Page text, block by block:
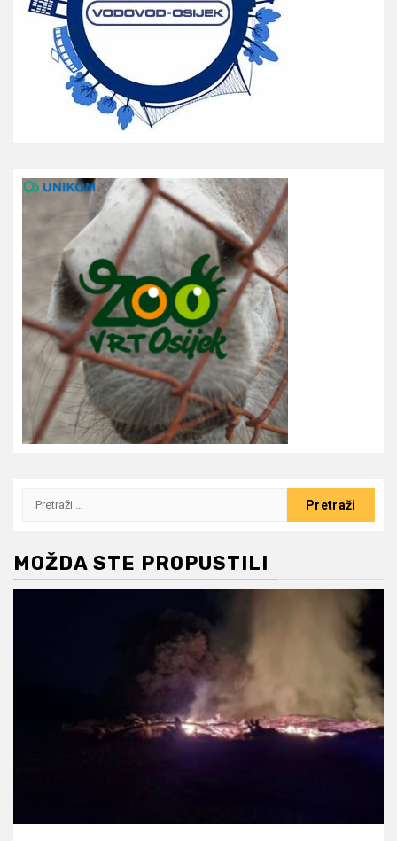
Pretraži:
MOŽDA STE PROPUSTILI